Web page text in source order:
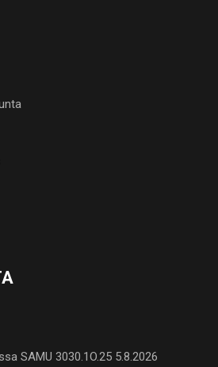
SAMU 3030.1O.25 5.8.2026